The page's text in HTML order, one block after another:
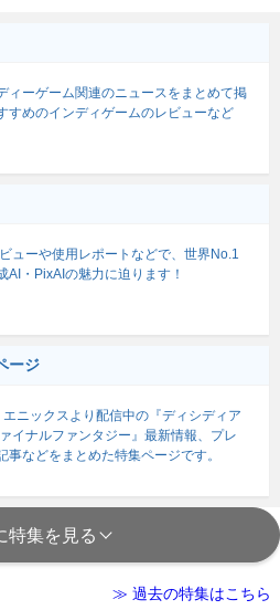
ィーゲーム関連のニュースをまとめて掲
すめのインディゲームのレビューなど
ューや使用レポートなどで、世界No.1
AI・PixAIの魅力に迫ります！
ージ
ニックスより配信中の『ディシディア
イナルファンタジー』最新情報、プレ
事などをまとめた特集ページです。
特集を見る
≫ 過去の特集はこちら